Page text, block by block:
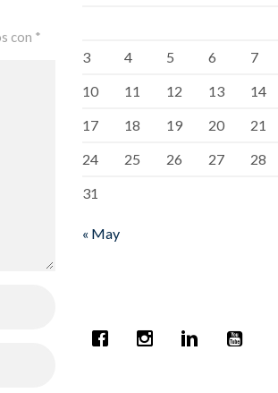
con *
3
4 5 6 7
10
11 12 13 14
17
18 19 20 21
24
25 26 27 28
31
« May